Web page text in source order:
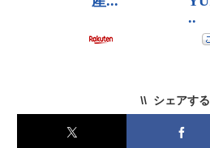
シェアする